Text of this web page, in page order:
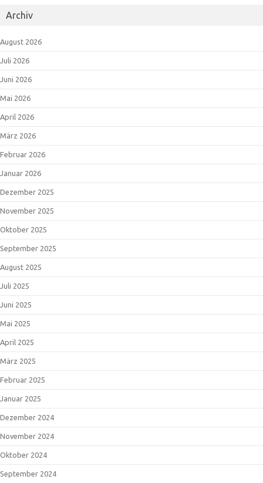
Archiv
August 2026
Juli 2026
Juni 2026
Mai 2026
April 2026
März 2026
Februar 2026
Januar 2026
Dezember 2025
November 2025
Oktober 2025
September 2025
August 2025
Juli 2025
Juni 2025
Mai 2025
April 2025
März 2025
Februar 2025
Januar 2025
Dezember 2024
November 2024
Oktober 2024
September 2024